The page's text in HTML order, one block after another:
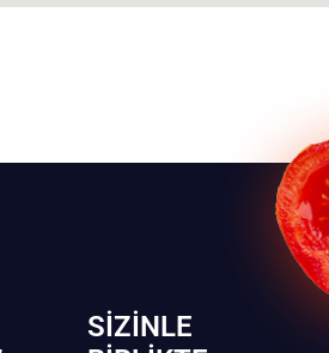
SIZINLE